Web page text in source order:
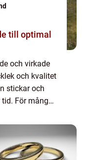
till optimal
och virkade
och kvalitet
stickar och
För många